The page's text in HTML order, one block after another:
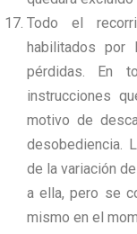
Todo el
habilitados por
pérdidas. En
instrucciones
motivo de
desobediencia.
de la variación
a ella, pero se
mismo en el